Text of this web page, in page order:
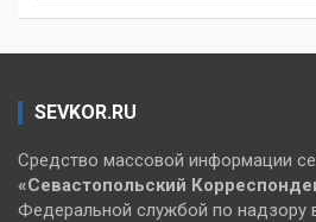
SEVKOR.RU
Средство массовой информации
«Севастопольский
Федеральной службой по надзору